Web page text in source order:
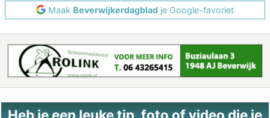
Maak Beverwijkerdagblad je Google-favoriet
Heb je een leuke tip, foto of video die je